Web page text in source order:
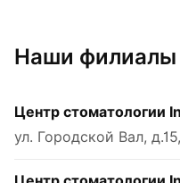
Наши филиалы
Центр стоматологии
ул. Городской Вал,